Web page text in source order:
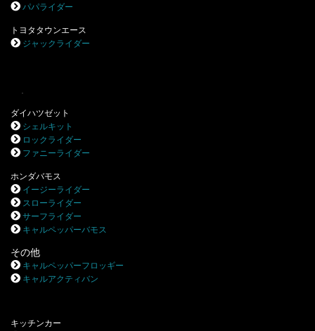
パパライダー
トヨタタウンエース
ジャックライダー
ダイハツゼット
シェルキット
ロックライダー
ファニーライダー
ホンダバモス
イージーライダー
スローライダー
サーフライダー
キャルペッパーバモス
その他
キャルペッパーフロッギー
キャルアクティバン
キッチンカー